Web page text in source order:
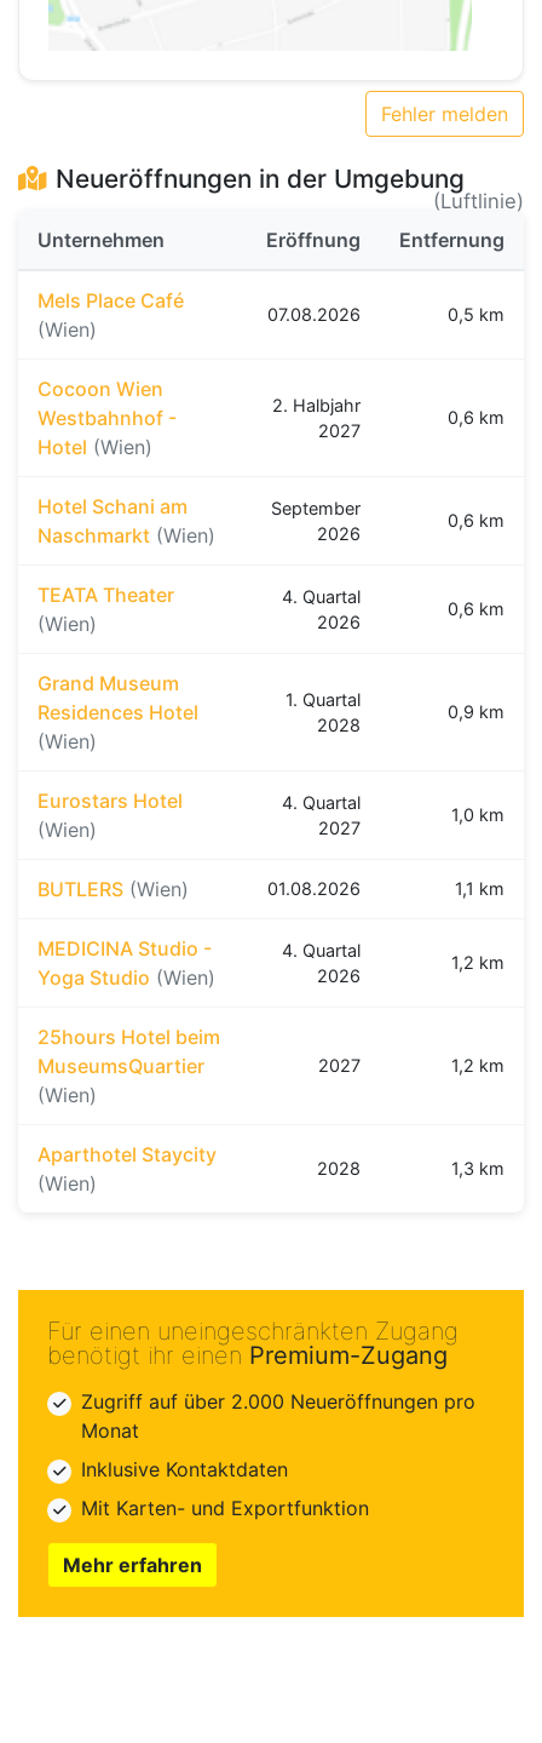
Fehler melden
Neueröffnungen in der Umgebung
(Luftlinie)
Unternehmen
Eröffnung Entfernung
Mels Place Café
(Wien)
07.08.2026 0,5 km
Cocoon Wien
Westbahnhof -
Hotel (Wien)
2. Halbjahr
2027
0,6 km
Hotel Schani am
Naschmarkt (Wien)
September
2026
0,6 km
TEATA Theater
(Wien)
4. Quartal
2026
0,6 km
Grand Museum
Residences Hotel
(Wien)
1. Quartal
2028
0,9 km
Eurostars Hotel
(Wien)
4. Quartal
2027
1,0 km
BUTLERS (Wien) 01.08.2026 1,1 km
MEDICINA Studio -
Yoga Studio (Wien)
4. Quartal
2026
1,2 km
25hours Hotel beim
MuseumsQuartier
(Wien)
2027 1,2 km
Aparthotel Staycity
(Wien)
2028 1,3 km
Für einen uneingeschränkten Zugang
benötigt ihr einen Premium-Zugang
Zugriff auf über 2.000 Neueröffnungen pro
Monat
Inklusive Kontaktdaten
Mit Karten- und Exportfunktion
Mehr erfahren